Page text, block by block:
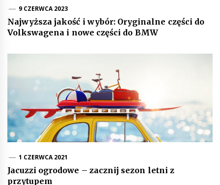
9 CZERWCA 2023
Najwyższa jakość i wybór: Oryginalne części do
Volkswagena i nowe części do BMW
1 CZERWCA 2021
Jacuzzi ogrodowe – zacznij sezon letni z
przytupem